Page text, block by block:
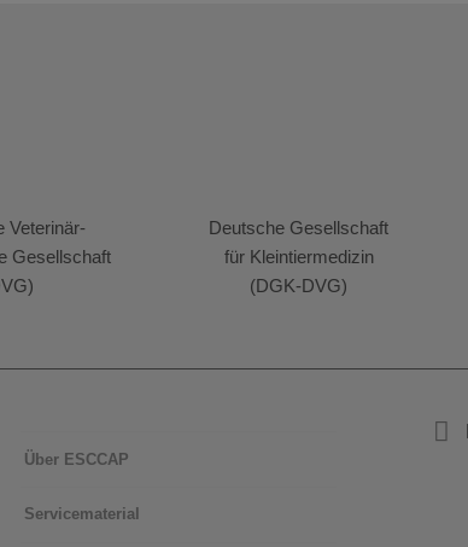
Veterinär-
Gesellschaft
Deutsche Gesellschaft
für Kleintiermedizin
(DGK-DVG)
Über ESCCAP
Servicematerial